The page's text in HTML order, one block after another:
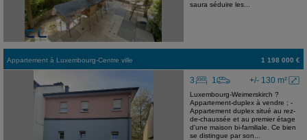
saura séduire les...
Appartement à Luxembourg-Centre ville 1 198 000 €
+/- 130 m²
3 1
Luxembourg-Weimerskirch ?
Appartement-duplex à vendre ; -
Appartement duplex situé au rez-
de-chaussée et au premier étage
d'une maison bi-familiale. Ce bien
se distingue par son...